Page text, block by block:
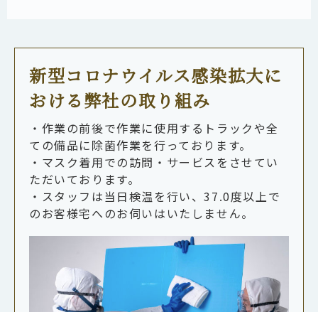
新型コロナウイルス感染拡大に
おける弊社の取り組み
・作業の前後で作業に使用するトラックや全
ての備品に除菌作業を行っております。
・マスク着用での訪問・サービスをさせてい
ただいております。
・スタッフは当日検温を行い、37.0度以上で
のお客様宅へのお伺いはいたしません。